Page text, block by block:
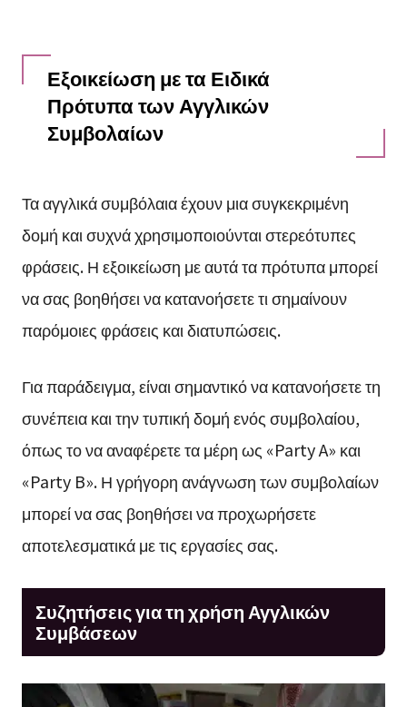
Εξοικείωση με τα Ειδικά
Πρότυπα των Αγγλικών
Συμβολαίων
Τα αγγλικά συμβόλαια έχουν μια συγκεκριμένη
δομή και συχνά χρησιμοποιούνται στερεότυπες
φράσεις. Η εξοικείωση με αυτά τα πρότυπα μπορεί
να σας βοηθήσει να κατανοήσετε τι σημαίνουν
παρόμοιες φράσεις και διατυπώσεις.
Για παράδειγμα, είναι σημαντικό να κατανοήσετε τη
συνέπεια και την τυπική δομή ενός συμβολαίου,
όπως το να αναφέρετε τα μέρη ως «Party A» και
«Party B». Η γρήγορη ανάγνωση των συμβολαίων
μπορεί να σας βοηθήσει να προχωρήσετε
αποτελεσματικά με τις εργασίες σας.
Συζητήσεις για τη χρήση Αγγλικών
Συμβάσεων